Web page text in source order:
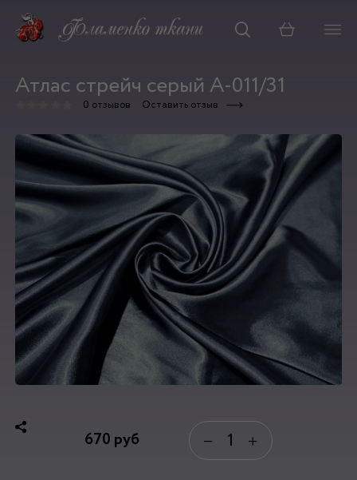
Корзина
Атлас стрейч серый А-011/31
0 отзывов Оставить отзыв
670 руб − +